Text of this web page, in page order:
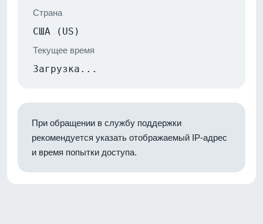
Страна
США (US)
Текущее время
Загрузка...
При обращении в службу поддержки
рекомендуется указать отображаемый IP-адрес
и время попытки доступа.